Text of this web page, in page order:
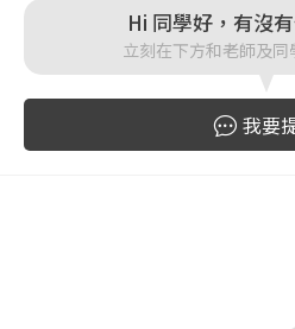
登入
忘記密碼 註冊
按下註冊即代表你同意我們的
策。
Hi 同學好，有沒
立刻在下方和老師及
我要